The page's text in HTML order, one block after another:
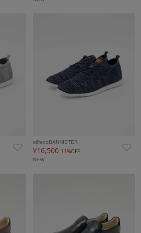
alfredoBANNISTER
¥16,500 11%OFF
NEW